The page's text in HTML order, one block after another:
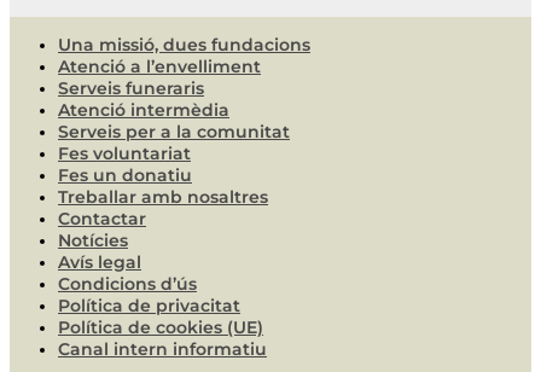
Una missió, dues fundacions
Atenció a l’envelliment
Serveis funeraris
Atenció intermèdia
Serveis per a la comunitat
Fes voluntariat
Fes un donatiu
Treballar amb nosaltres
Contactar
Notícies
Avís legal
Condicions d’ús
Política de privacitat
Política de cookies (UE)
Canal intern informatiu